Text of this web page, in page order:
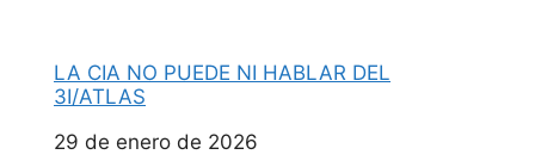
LA CIA NO PUEDE NI HABLAR DEL
3I/ATLAS
Fecha
29 de enero de 2026